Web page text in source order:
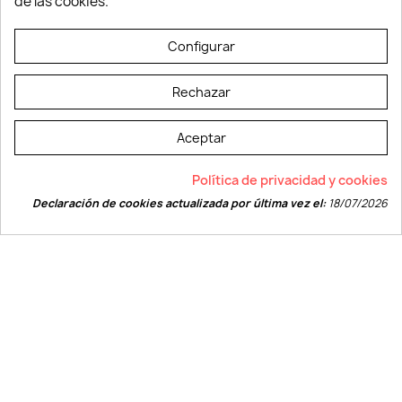
© LEVELPRINT - 2026
La página dispone de código accesible según las normas dictadas por la
W3C
Configurar
Rechazar
Aceptar
Política de privacidad y cookies
Declaración de cookies actualizada por última vez el:18/07/2026